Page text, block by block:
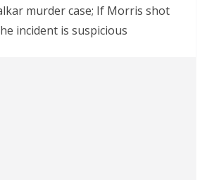
murder case; If Morris shot
incident is suspicious